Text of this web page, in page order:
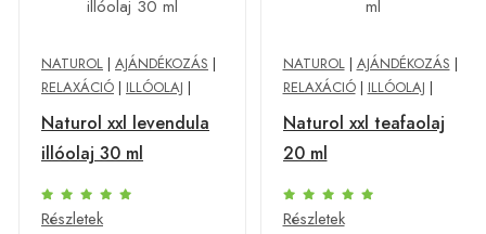
NATUROL | AJÁNDÉKOZÁS |
RELAXÁCIÓ | ILLÓOLAJ |
Naturol xxl levendula
illóolaj 30 ml
Részletek
NATUROL| AJÁNDÉKOZÁS |
RELAXÁCIÓ| ILLÓOLAJ |
Naturol xxl teafaolaj
20 ml
Részletek